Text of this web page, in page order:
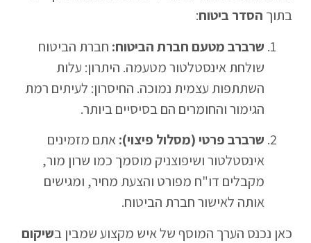
בתוך הסדר ביטוח:
שרברב מטעם חברת הביטוח: חברת הביטוח
שולחת אינסטלטור מטעמה. היתרון: עלות
השתתפות עצמית נמוכה. החיסרון: לעיתים רמת
הגימור והחומרים הם בסיסיים ביותר.
שרברב פרטי (מסלול פיצוי):אתם מזמינים
אינסטלטור ושיפוצניק מוסמך כמו שרון מור,
מקבלים דו"ח מפורט והצעת מחיר, ומגישים
אותה לאישור חברת הביטוח.
כאן נכנס הערך המוסף של איש מקצוע שמבין בשיקום